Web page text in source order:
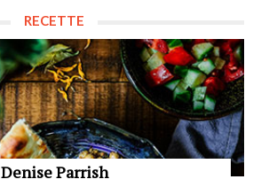
RECETTE
Denise Parrish